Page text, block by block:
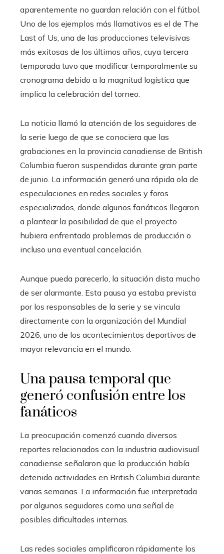
aparentemente no guardan relación con el fútbol.
Uno de los ejemplos más llamativos es el de The
Last of Us, una de las producciones televisivas
más exitosas de los últimos años, cuya tercera
temporada tuvo que modificar temporalmente su
cronograma debido a la magnitud logística que
implica la celebración del torneo.
La noticia llamó la atención de los seguidores de
la serie luego de que se conociera que las
grabaciones en la provincia canadiense de British
Columbia fueron suspendidas durante gran parte
de junio. La información generó una rápida ola de
especulaciones en redes sociales y foros
especializados, donde algunos fanáticos llegaron
a plantear la posibilidad de que el proyecto
hubiera enfrentado problemas de producción o
incluso una eventual cancelación.
Aunque pueda parecerlo, la situación dista mucho
de ser alarmante. Esta pausa ya estaba prevista
por los responsables de la serie y se vincula
directamente con la organización del Mundial
2026, uno de los acontecimientos deportivos de
mayor relevancia en el mundo.
Una pausa temporal que
generó confusión entre los
fanáticos
La preocupación comenzó cuando diversos
reportes relacionados con la industria audiovisual
canadiense señalaron que la producción había
detenido actividades en British Columbia durante
varias semanas. La información fue interpretada
por algunos seguidores como una señal de
posibles dificultades internas.
Las redes sociales amplificaron rápidamente los